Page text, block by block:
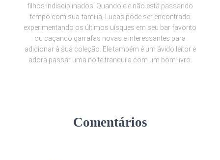
filhos indisciplinados. Quando ele não está passando
tempo com sua família, Lucas pode ser encontrado
experimentando os últimos uísques em seu bar favorito
ou caçando garrafas novas e interessantes para
adicionar à sua coleção. Ele também é um ávido leitor e
adora passar uma noite tranquila com um bom livro.
Comentários